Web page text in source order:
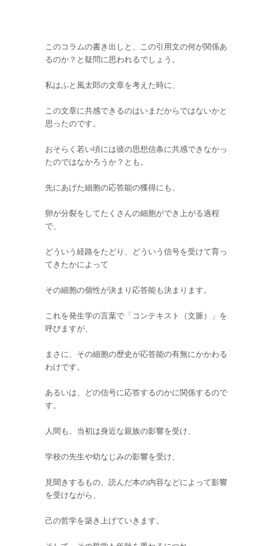
このコラムの書き出しと、この引用文の何が関係あ
るのか？と疑問に思われるでしょう。
私はふと風太郎の文章を考えた時に、
この文章に共感できるのはいまだからではないかと
思ったのです。
おそらく若い頃には彼の思想信条に共感できなかっ
たのではなかろうか？とも。
先にあげた細胞の応答能の獲得にも、
卵が分裂をしてたくさんの細胞ができ上がる過程
で、
どういう経路をたどり、どういう信号を受けて育っ
てきたかによって
その細胞の個性が決まり応答能も決まります。
これを発生学の言葉で「コンテキスト（文脈）」を
呼びますが、
まさに、その細胞の歴史が応答能の有無にかかわる
わけです。
あるいは、どの信号に応答するのかに関係するので
す。
人間も、当初は身近な親族の影響を受け、
学校の先生や幼なじみの影響を受け、
見聞きするもの、読んだ本の内容などによって影響
を受けながら、
己の哲学を築き上げていきます。